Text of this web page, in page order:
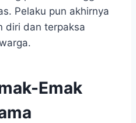
Pelaku pun akhirnya
diri dan terpaksa
Emak